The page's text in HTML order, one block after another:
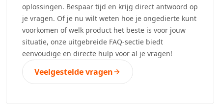
oplossingen. Bespaar tijd en krijg direct antwoord op
je vragen. Of je nu wilt weten hoe je ongedierte kunt
voorkomen of welk product het beste is voor jouw
situatie, onze uitgebreide FAQ-sectie biedt
eenvoudige en directe hulp voor al je vragen!
Veelgestelde vragen